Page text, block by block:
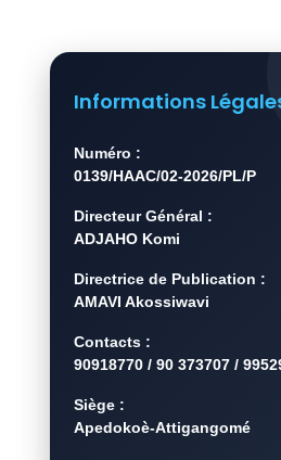
Informations
Numéro :
0139/HAAC/02-2026/PL/P
Directeur Général :
ADJAHO Komi
Directrice de Publication :
AMAVI Akossiwavi
Contacts :
90918770 / 90 373707 /
Siège :
Apedokoè-Attigangomé